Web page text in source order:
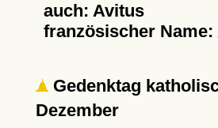
auch: Avitus
französischer Name:
Gedenktag
Dezember